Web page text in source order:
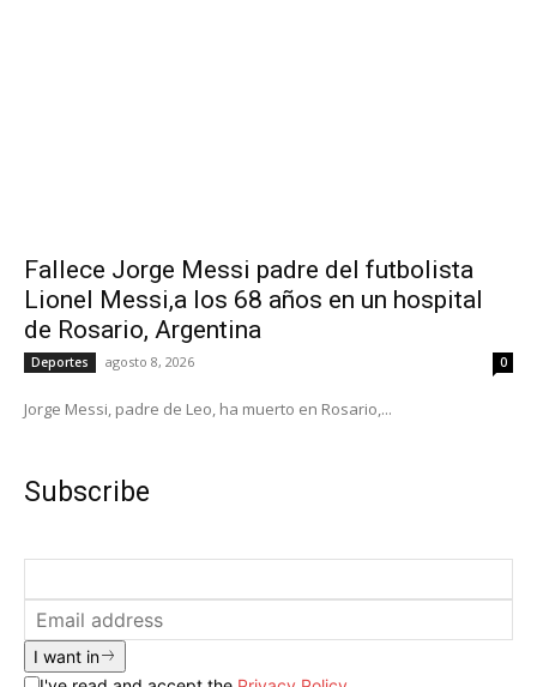
Fallece Jorge Messi padre del futbolista
Lionel Messi,a los 68 años en un hospital
de Rosario, Argentina
Deportes agosto 8, 2026 0
Jorge Messi, padre de Leo, ha muerto en Rosario,...
Subscribe
I want in